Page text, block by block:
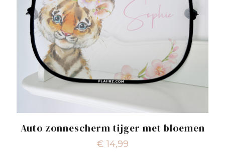
Auto zonnescherm tijger met bloemen
€ 14,99